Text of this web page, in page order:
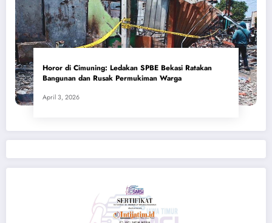
Horor di Cimuning: Ledakan SPBE Bekasi Ratakan
Bangunan dan Rusak Permukiman Warga
April 3, 2026